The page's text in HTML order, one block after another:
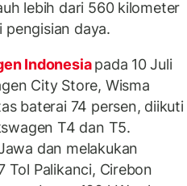
lebih dari 560 kilometer
daya.
Indonesiapada 10 Juli
City Store, Wisma
baterai 74 persen, diikuti
T4 dan T5.
dan melakukan
Tol Palikanci, Cirebon